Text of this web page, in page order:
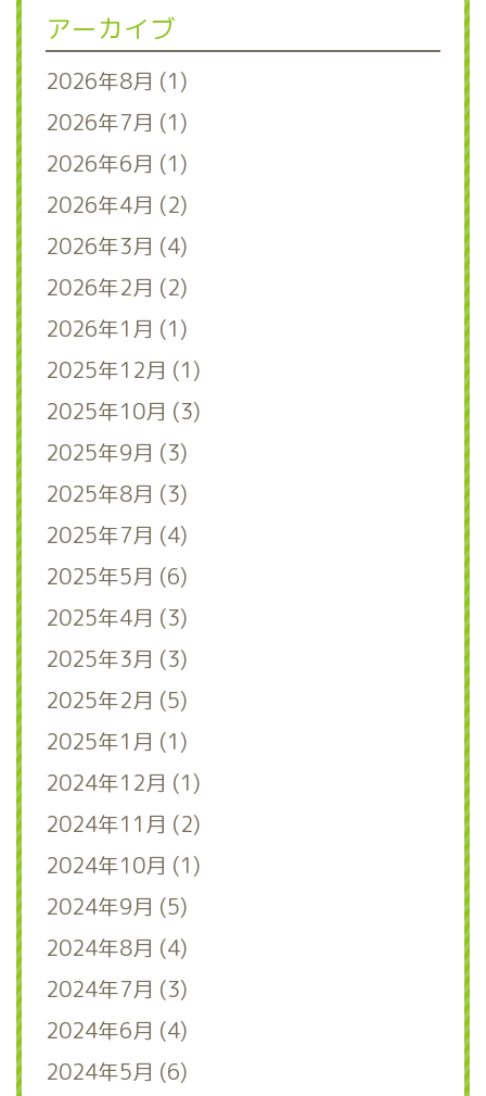
アーカイブ
2026年8月 (1)
2026年7月 (1)
2026年6月 (1)
2026年4月 (2)
2026年3月 (4)
2026年2月 (2)
2026年1月 (1)
2025年12月 (1)
2025年10月 (3)
2025年9月 (3)
2025年8月 (3)
2025年7月 (4)
2025年5月 (6)
2025年4月 (3)
2025年3月 (3)
2025年2月 (5)
2025年1月 (1)
2024年12月 (1)
2024年11月 (2)
2024年10月 (1)
2024年9月 (5)
2024年8月 (4)
2024年7月 (3)
2024年6月 (4)
2024年5月 (6)